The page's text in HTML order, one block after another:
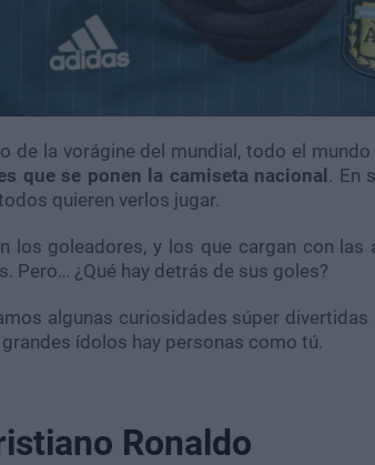
de la vorágine del mundial, todo el
que se ponen la camiseta nacional. En
quieren verlos jugar.
los goleadores, y los que cargan con
Pero… ¿Qué hay detrás de sus goles?
algunas curiosidades súper
ídolos hay personas como tú.
Ronaldo